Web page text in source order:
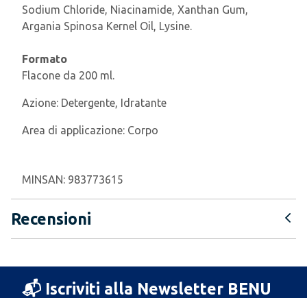
Sodium Chloride, Niacinamide, Xanthan Gum,
Argania Spinosa Kernel Oil, Lysine.
Formato
Flacone da 200 ml.
Azione: Detergente, Idratante
Area di applicazione: Corpo
MINSAN: 983773615
Recensioni
📬 Iscriviti alla Newsletter BENU